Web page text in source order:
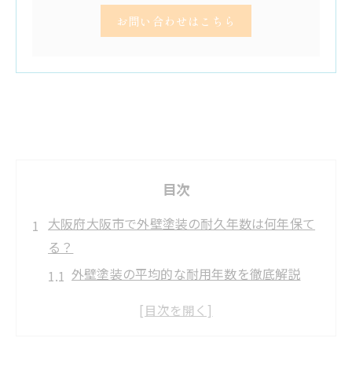
お問い合わせはこちら
目次
大阪府大阪市で外壁塗装の耐久年数は何年保て
る？
外壁塗装の平均的な耐用年数を徹底解説
大阪の気候が外壁塗装の寿命に与える影響